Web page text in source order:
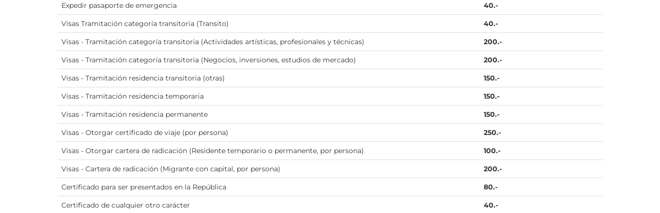
Expedir pasaporte de emergencia 40.-
Visas Tramitación categoría transitoria (Transito) 40.-
Visas - Tramitación categoría transitoria (Actividades artísticas, profesionales y técnicas) 200.-
Visas - Tramitación categoría transitoria (Negocios, inversiones, estudios de mercado) 200.-
Visas - Tramitación residencia transitoria (otras) 150.-
Visas - Tramitación residencia temporaria 150.-
Visas - Tramitación residencia permanente 150.-
Visas - Otorgar certificado de viaje (por persona) 250.-
Visas - Otorgar cartera de radicación (Residente temporario o permanente, por persona) 100.-
Visas - Cartera de radicación (Migrante con capital, por persona) 200.-
Certificado para ser presentados en la República 80.-
Certificado de cualquier otro carácter 40.-